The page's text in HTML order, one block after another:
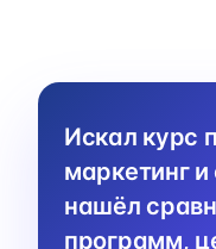
Искал курс
маркетинг
нашёл
программ,